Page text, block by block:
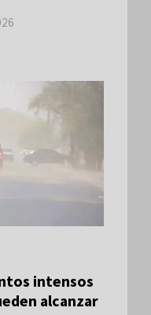
intensos
alcanzar